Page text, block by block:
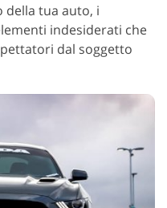
della tua auto, i
indesiderati che
dal soggetto